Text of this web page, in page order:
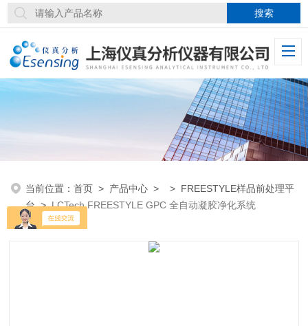
当前位置：首页 > 产品中心 > > FREESTYLE样品前处理平
台>LCTech FREESTYLE GPC 全自动凝胶净化系统